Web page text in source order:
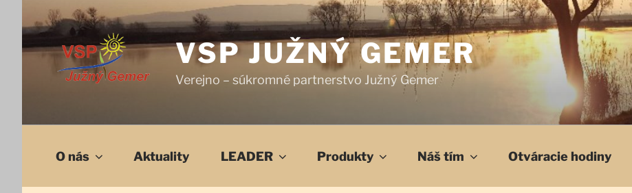
Prejsť
na
VSP JUŽNÝ GEMER
Verejno – súkromné partnerstvo Južný Gemer
O nás Aktuality LEADER Produkty Náš tím Otváracie hodiny